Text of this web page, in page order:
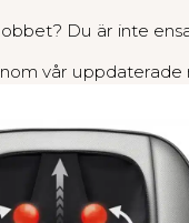
Du är inte
vår uppdaterade